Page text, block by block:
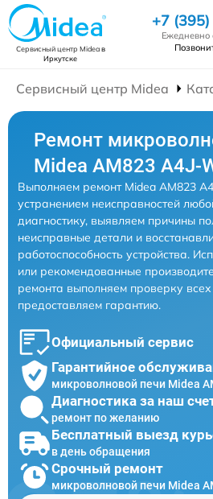
Сервисный центр Mideaв
Иркутске
+7
Ежедневно
Сервисный центр Midea
Ремонт
Midea AM823 A4J-
Выполняем ремонт Midea AM823
устранением неисправностей
диагностику, выявляем причины
неисправные детали и
работоспособность устройства.
или рекомендованные
ремонта выполняем проверку
предоставляем гарантию.
Официальный сервис
Гарантийное
микроволновой печи Midea
Диагностика за наш
ремонт по желанию
Бесплатный выезд
в день обращения
Срочный ремонт
микроволновой печи Midea